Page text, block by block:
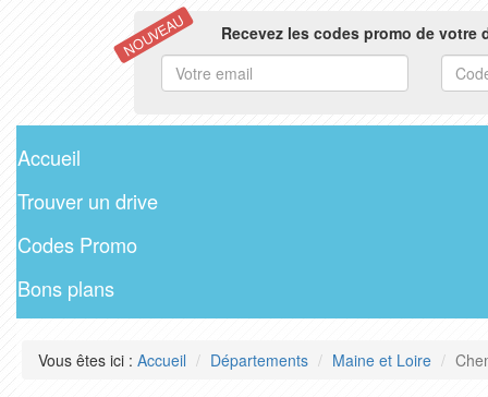
NOUVEAU Recevez les codes promo de votre
Accueil
Trouver un drive
Codes Promo
Bons plans
Vous êtes ici : Accueil Départements Maine et Loire